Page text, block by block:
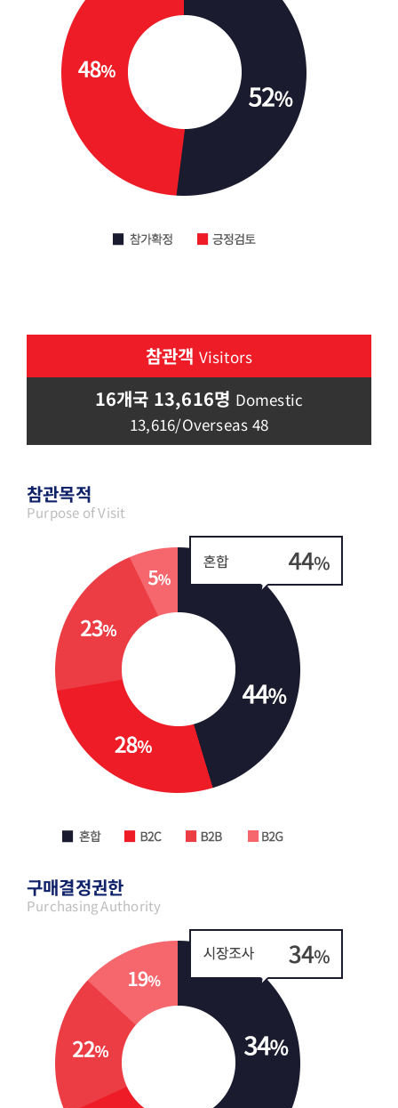
참관객 Visitors
16개국 13,616명 Domestic
13,616/Overseas 48
참관목적
Purpose of Visit
구매결정권한
Purchasing Authority